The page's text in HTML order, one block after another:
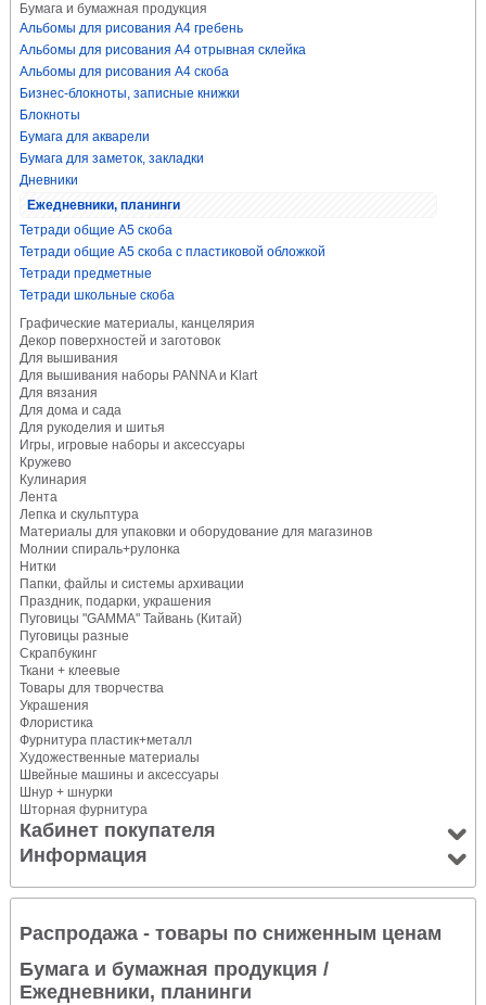
Бумага и бумажная продукция
Альбомы для рисования А4 гребень
Альбомы для рисования А4 отрывная склейка
Альбомы для рисования А4 скоба
Бизнес-блокноты, записные книжки
Блокноты
Бумага для акварели
Бумага для заметок, закладки
Дневники
Ежедневники, планинги
Тетради общие А5 скоба
Тетради общие А5 скоба с пластиковой обложкой
Тетради предметные
Тетради школьные скоба
Графические материалы, канцелярия
Декор поверхностей и заготовок
Для вышивания
Для вышивания наборы PANNA и Klart
Для вязания
Для дома и сада
Для рукоделия и шитья
Игры, игровые наборы и аксессуары
Кружево
Кулинария
Лента
Лепка и скульптура
Материалы для упаковки и оборудование для магазинов
Молнии спираль+рулонка
Нитки
Папки, файлы и системы архивации
Праздник, подарки, украшения
Пуговицы "GAMMA" Тайвань (Китай)
Пуговицы разные
Скрапбукинг
Ткани + клеевые
Товары для творчества
Украшения
Флористика
Фурнитура пластик+металл
Художественные материалы
Швейные машины и аксессуары
Шнур + шнурки
Шторная фурнитура
Кабинет покупателя
Информация
Распродажа - товары по сниженным ценам
Бумага и бумажная продукция /
Ежедневники, планинги